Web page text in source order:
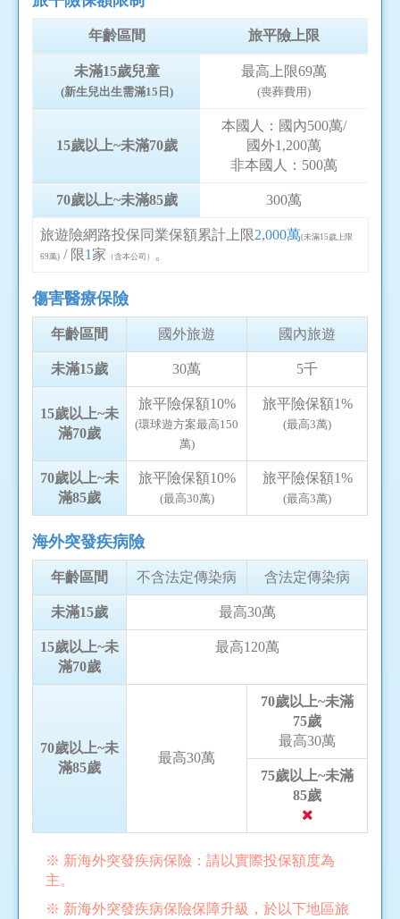
年齡區間 旅平險上限
未滿15歲兒童
(新生兒出生需滿15日)
最高上限69萬
(喪葬費用)
15歲以上~未滿70歲
本國人：國內500萬/
國外1,200萬
非本國人：500萬
70歲以上~未滿85歲 300萬
旅遊險網路投保同業保額累計上限2,000萬(未滿15歲上限
69萬) / 限1 家 （含本公司） 。
傷害醫療保險
年齡區間 國外旅遊 國內旅遊
未滿15歲 30萬 5千
15歲以上~未
滿70歲
旅平險保額10%
(環球遊方案最高150
萬)
旅平險保額1%
(最高3萬)
70歲以上~未
滿85歲
旅平險保額10%
(最高30萬)
旅平險保額1%
(最高3萬)
海外突發疾病險
年齡區間 不含法定傳染病 含法定傳染病
未滿15歲 最高30萬
15歲以上~未
滿70歲
最高120萬
70歲以上~未
滿85歲
最高30萬
70歲以上~未滿
75歲
最高30萬
75歲以上~未滿
85歲
※ 新海外突發疾病保險：請以實際投保額度為
主。
※ 新海外突發疾病保險保障升級，於以下地區旅